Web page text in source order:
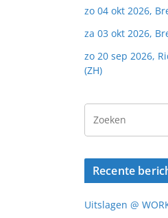
zo 04 okt 2026,
za 03 okt 2026,
zo 20 sep 2026,
(ZH)
Recente
Uitslagen @